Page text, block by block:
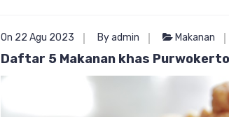
On 22 Agu 2023 By admin Makanan
Daftar 5 Makanan khas